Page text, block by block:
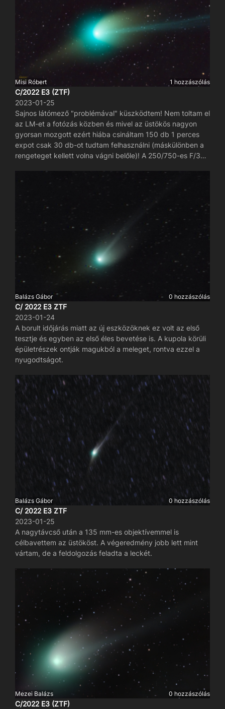
Misi Róbert 1 hozzászólás
C/2022 E3 (ZTF)
2023-01-25
Sajnos látómező "problémával" küszködtem! Nem toltam el
az LM-et a fotózás közben és mivel az üstökös nagyon
gyorsan mozgott ezért hiába csináltam 150 db 1 perces
expot csak 30 db-ot tudtam felhasználni (máskülönben a
rengeteget kellett volna vágni belőle)! A 250/750-es F/3
Megpróbáltam a háttérben lévő pici galaxisokat
megtartani.....elég küzdelmes volt! Bosszankodom hogy ez
az LM eltolás nem volt eszembe! Na majd legközelebb...ja
most jut eszembe hogy az 50 ezer év mulva lesz! 😃
Balázs Gábor 0 hozzászólás
C/ 2022 E3 ZTF
2023-01-24
A borult időjárás miatt az új eszközöknek ez volt az első
tesztje és egyben az első éles bevetése is. A kupola körüli
épületrészek ontják magukból a meleget, rontva ezzel a
nyugodtságot.
Balázs Gábor 0 hozzászólás
C/ 2022 E3 ZTF
2023-01-25
A nagytávcső után a 135 mm-es objektívemmel is
célbavettem az üstököst. A végeredmény jobb lett mint
vártam, de a feldolgozás feladta a leckét.
Mezei Balázs 0 hozzászólás
C/2022 E3 (ZTF)